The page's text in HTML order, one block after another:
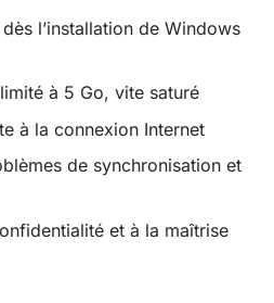
l’installation de Windows
à 5 Go, vite saturé
à la connexion Internet
de synchronisation et
et à la maîtrise